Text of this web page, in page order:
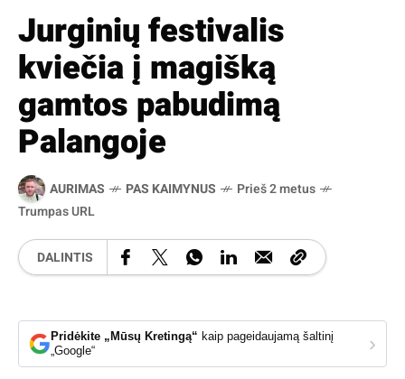
Jurginių festivalis
kviečia į magišką
gamtos pabudimą
Palangoje
AURIMAS PAS KAIMYNUS
Prieš 2 metus
Trumpas URL
DALINTIS
Pridėkite „Mūsų Kretingą“ kaip pageidaujamą šaltinį
„Google“
›